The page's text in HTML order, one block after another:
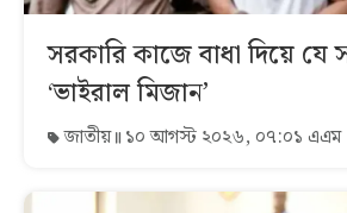
সরকারি কাজে বাধা দিয়ে যে
‘ভাইরাল মিজান’
জাতীয় ১০ আগস্ট ২০২৬, ০৭:০১ এএম